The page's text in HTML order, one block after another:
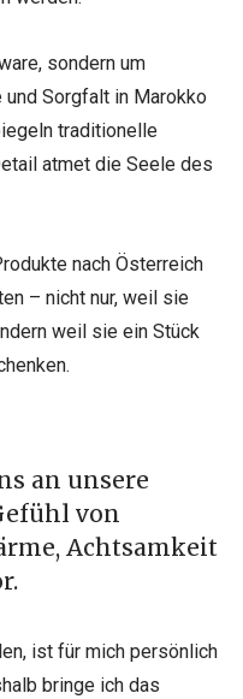
sondern um
Sorgfalt in Marokko
traditionelle
atmet die Seele des
nach Österreich
– nicht nur, weil sie
weil sie ein Stück
an unsere
von
Achtsamkeit
ist für mich persönlich
bringe ich das